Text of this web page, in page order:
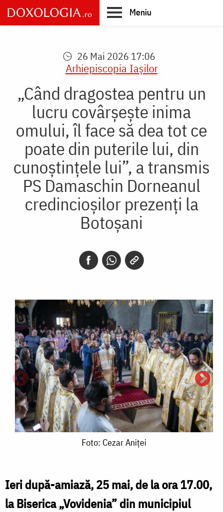
Skip
to
main
Meniu
26 Mai 2026 17:06
Arhiepiscopia Iaşilor
„Când dragostea pentru un
lucru covârșește inima
omului, îl face să dea tot ce
poate din puterile lui, din
cunoștințele lui”, a transmis
PS Damaschin Dorneanul
credincioșilor prezenți la
Botoșani
Foto: Cezar Aniței
Ieri după-amiază, 25 mai, de la ora 17.00,
la Biserica „Vovidenia” din municipiul